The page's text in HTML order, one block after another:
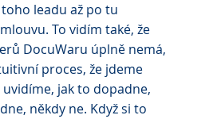
leadu až po tu
To vidím také, že
DocuWaru úplně nemá,
proces, že jdeme
uvidíme, jak to dopadne,
někdy ne. Když si to